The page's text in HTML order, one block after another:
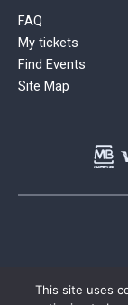
FAQ
My tickets
Find Events
Site Map
This site uses